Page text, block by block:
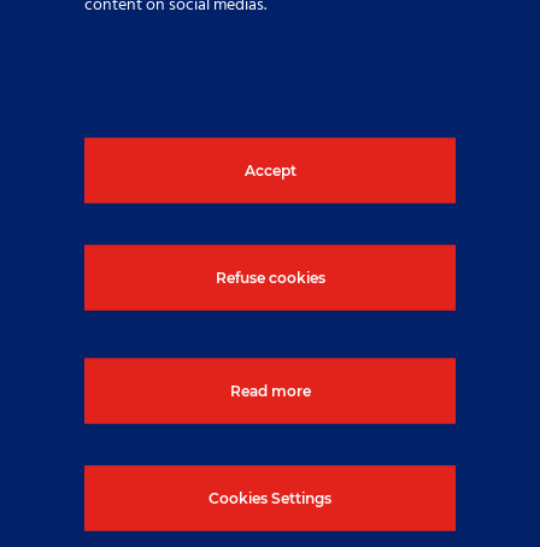
Accept
Refuse cookies
Read more
Cookies Settings